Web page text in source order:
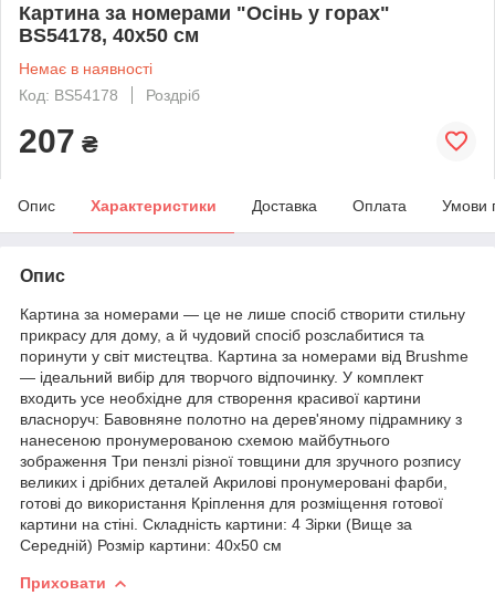
Картина за номерами "Осінь у горах"
BS54178, 40х50 см
Немає в наявності
Код: BS54178
Роздріб
207 ₴
Опис Характеристики Доставка Оплата Умови
Опис
Картина за номерами — це не лише спосіб створити стильну
прикрасу для дому, а й чудовий спосіб розслабитися та
поринути у світ мистецтва. Картина за номерами від Brushme
— ідеальний вибір для творчого відпочинку. У комплект
входить усе необхідне для створення красивої картини
власноруч: Бавовняне полотно на дерев'яному підрамнику з
нанесеною пронумерованою схемою майбутнього
зображення Три пензлі різної товщини для зручного розпису
великих і дрібних деталей Акрилові пронумеровані фарби,
готові до використання Кріплення для розміщення готової
картини на стіні. Складність картини: 4 Зірки (Вище за
Середній) Розмір картини: 40х50 см
Приховати